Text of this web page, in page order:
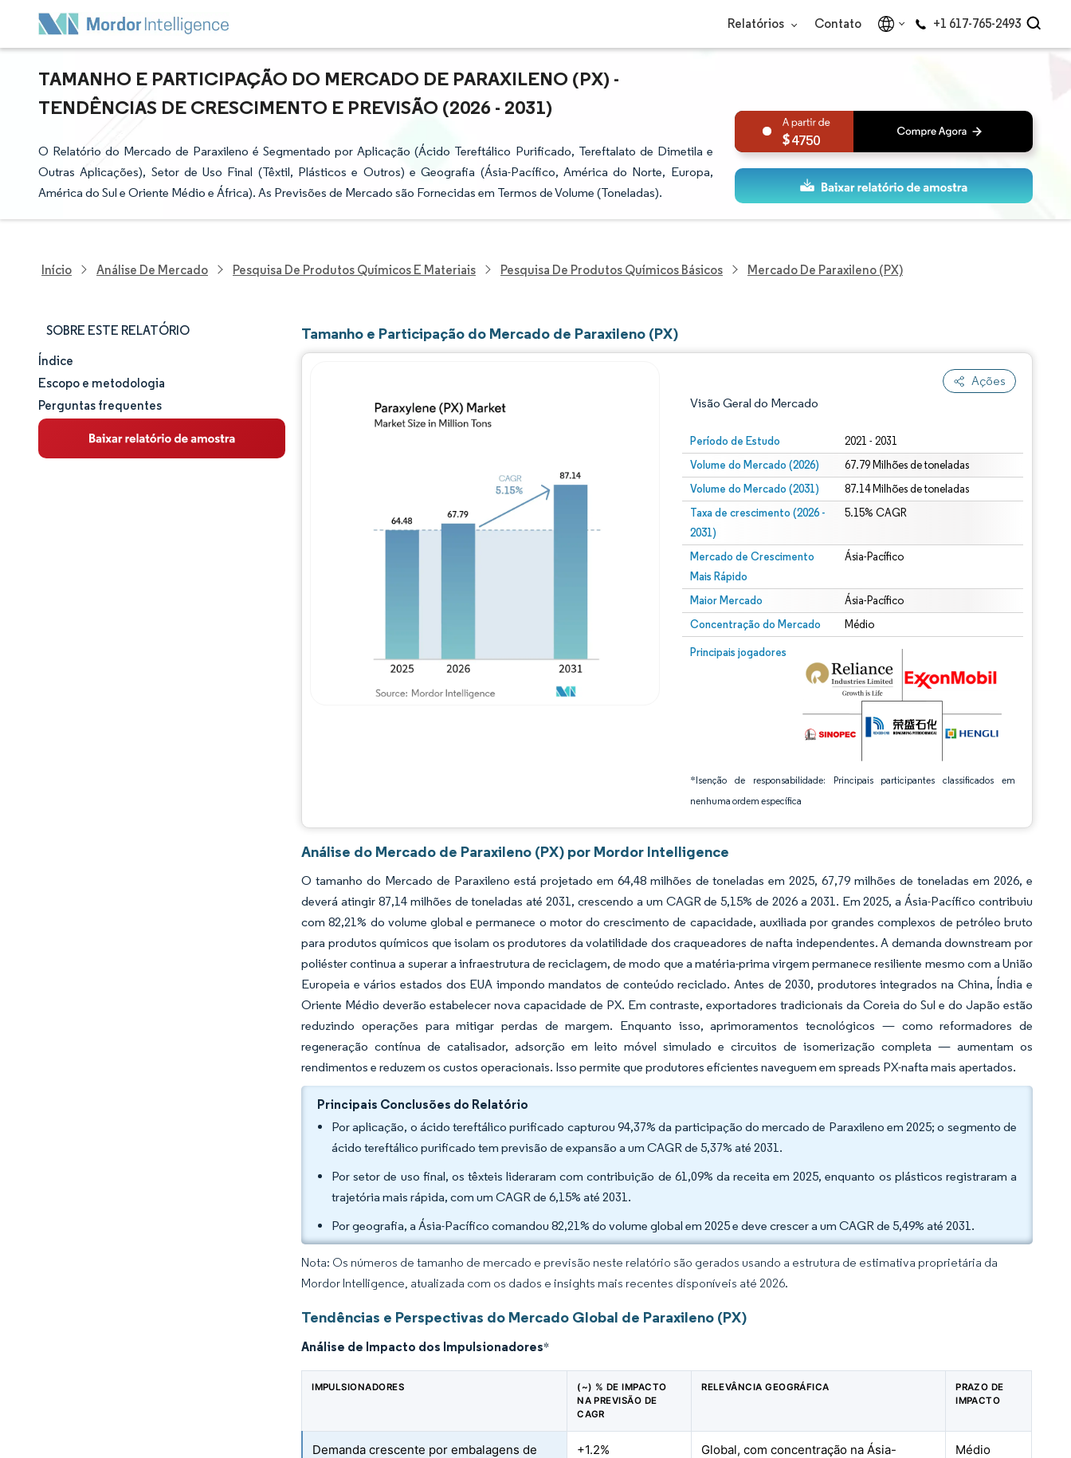
Relatórios Contato +1 617-765-2493
TAMANHO E PARTICIPAÇÃO DO MERCADO DE PARAXILENO (PX) -
TENDÊNCIAS DE CRESCIMENTO E PREVISÃO (2026 - 2031)
O Relatório do Mercado de Paraxileno é Segmentado por Aplicação (Ácido Tereftálico Purificado, Tereftalato de Dimetila e
Outras Aplicações), Setor de Uso Final (Têxtil, Plásticos e Outros) e Geografia (Ásia-Pacífico, América do Norte, Europa,
América do Sul e Oriente Médio e África). As Previsões de Mercado são Fornecidas em Termos de Volume (Toneladas).
4750
Início Análise De Mercado Pesquisa De Produtos Químicos E Materiais Pesquisa De Produtos Químicos Básicos Mercado De Paraxileno (PX)
SOBRE ESTE RELATÓRIO
Tamanho e participação de mercado
Análise de mercado
Tendências e insights
Índice
Escopo e metodologia
Perguntas frequentes
Tamanho e Participação do Mercado de Paraxileno (PX)
Ações
Visão Geral do Mercado
Período de Estudo 2021 - 2031
Volume do Mercado (2026) 67.79 Milhões de toneladas
Volume do Mercado (2031) 87.14 Milhões de toneladas
Taxa de crescimento (2026 -
2031)
5.15% CAGR
Mercado de Crescimento
Mais Rápido
Ásia-Pacífico
Maior Mercado Ásia-Pacífico
Concentração do Mercado Médio
Principais jogadores
*Isenção de responsabilidade: Principais participantes classificados em
nenhuma ordem específica
Imagem © Mordor Intelligence. O reuso requer atribuição conforme CC BY 4.0.
Imagem © Mordor Intelligence. O reuso requer atribuição conforme CC BY 4.0.
Análise do Mercado de Paraxileno (PX) por Mordor Intelligence
O tamanho do Mercado de Paraxileno está projetado em 64,48 milhões de toneladas em 2025, 67,79 milhões de toneladas em 2026, e
deverá atingir 87,14 milhões de toneladas até 2031, crescendo a um CAGR de 5,15% de 2026 a 2031. Em 2025, a Ásia-Pacífico contribuiu
com 82,21% do volume global e permanece o motor do crescimento de capacidade, auxiliada por grandes complexos de petróleo bruto
para produtos químicos que isolam os produtores da volatilidade dos craqueadores de nafta independentes. A demanda downstream por
poliéster continua a superar a infraestrutura de reciclagem, de modo que a matéria-prima virgem permanece resiliente mesmo com a União
Europeia e vários estados dos EUA impondo mandatos de conteúdo reciclado. Antes de 2030, produtores integrados na China, Índia e
Oriente Médio deverão estabelecer nova capacidade de PX. Em contraste, exportadores tradicionais da Coreia do Sul e do Japão estão
reduzindo operações para mitigar perdas de margem. Enquanto isso, aprimoramentos tecnológicos — como reformadores de
regeneração contínua de catalisador, adsorção em leito móvel simulado e circuitos de isomerização completa — aumentam os
rendimentos e reduzem os custos operacionais. Isso permite que produtores eficientes naveguem em spreads PX-nafta mais apertados.
Principais Conclusões do Relatório
Por aplicação, o ácido tereftálico purificado capturou 94,37% da participação do mercado de Paraxileno em 2025; o segmento de
ácido tereftálico purificado tem previsão de expansão a um CAGR de 5,37% até 2031.
Por setor de uso final, os têxteis lideraram com contribuição de 61,09% da receita em 2025, enquanto os plásticos registraram a
trajetória mais rápida, com um CAGR de 6,15% até 2031.
Por geografia, a Ásia-Pacífico comandou 82,21% do volume global em 2025 e deve crescer a um CAGR de 5,49% até 2031.
Nota: Os números de tamanho de mercado e previsão neste relatório são gerados usando a estrutura de estimativa proprietária da
Mordor Intelligence, atualizada com os dados e insights mais recentes disponíveis até 2026.
Tendências e Perspectivas do Mercado Global de Paraxileno (PX)
Análise de Impacto dos Impulsionadores*
IMPULSIONADORES
(~) % DE IMPACTO
NA PREVISÃO DE
CAGR
RELEVÂNCIA GEOGRÁFICA
PRAZO DE
IMPACTO
Demanda crescente por embalagens de
+1.2%
Global, com concentração na Ásia-
Médio